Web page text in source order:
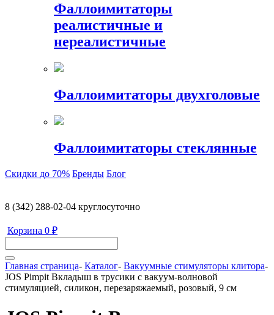
Фаллоимитаторы
реалистичные и
нереалистичные
Фаллоимитаторы двухголовые
Фаллоимитаторы стеклянные
Скидки до 70% Бренды Блог
8 (342) 288-02-04 круглосуточно
Корзина 0 ₽
Главная страница- Каталог- Вакуумные стимуляторы клитора-
JOS Pimpit Вкладыш в трусики с вакуум-волновой
стимуляцией, силикон, перезаряжаемый, розовый, 9 см